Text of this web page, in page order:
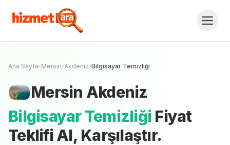
Bilgisayar Temizliği
Teklifi Al, Karşılaştır.
Ücretsiz Teklif Al
Ana Sayfa›Mersin›Akdeniz›Bilgisayar Temizliği
Mersin Akdeniz
Bilgisayar Temizliği Fiyat
Teklifi Al, Karşılaştır.